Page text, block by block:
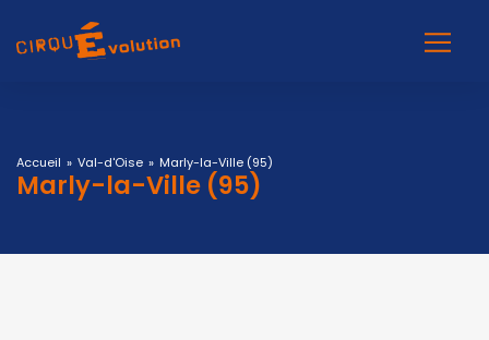
Marly-la-Ville (95)
Accueil » Val-d'Oise » Marly-la-Ville (95)